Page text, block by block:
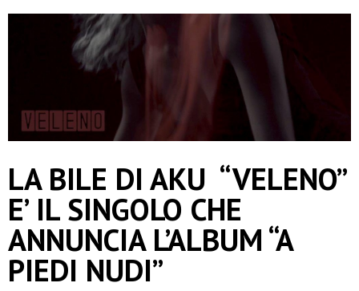
LA BILE DI AKU “VELENO”
E’ IL SINGOLO CHE
ANNUNCIA L’ALBUM “A
PIEDI NUDI”